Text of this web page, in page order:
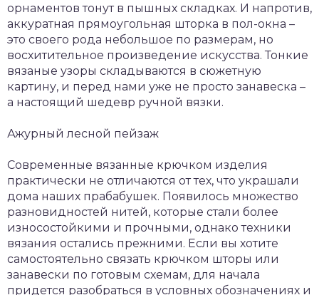
орнаментов тонут в пышных складках. И напротив,
аккуратная прямоугольная шторка в пол-окна –
это своего рода небольшое по размерам, но
восхитительное произведение искусства. Тонкие
вязаные узоры складываются в сюжетную
картину, и перед нами уже не просто занавеска –
а настоящий шедевр ручной вязки.
Ажурный лесной пейзаж
Современные вязанные крючком изделия
практически не отличаются от тех, что украшали
дома наших прабабушек. Появилось множество
разновидностей нитей, которые стали более
износостойкими и прочными, однако техники
вязания остались прежними. Если вы хотите
самостоятельно связать крючком шторы или
занавески по готовым схемам, для начала
придется разобраться в условных обозначениях и